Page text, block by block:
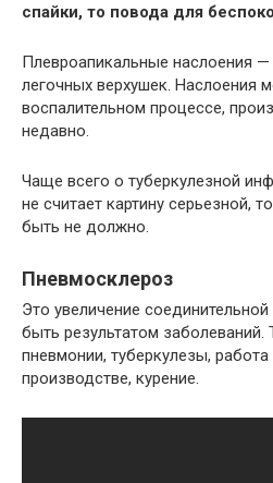
спайки, то повода для
Плевроапикальные наслоения —
легочных верхушек. Наслоения
воспалительном процессе,
недавно.
Чаще всего о туберкулезной
не считает картину серьезной,
быть не должно.
Пневмосклероз
Это увеличение
быть результатом заболеваний.
пневмонии, туберкулезы,
производстве, курение.